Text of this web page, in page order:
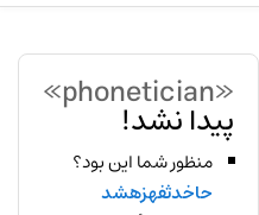
«phonetician»
پیدا نشد!
منظور شما این بود؟
حاخدثفهزهشد